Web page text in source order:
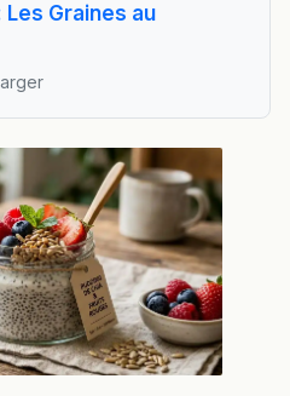
Graines au